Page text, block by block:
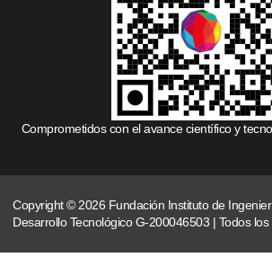
Comprometidos con el avance científico y
Copyright © 2026 Fundación Instituto de
Desarrollo Tecnológico G-200046503 | Todos